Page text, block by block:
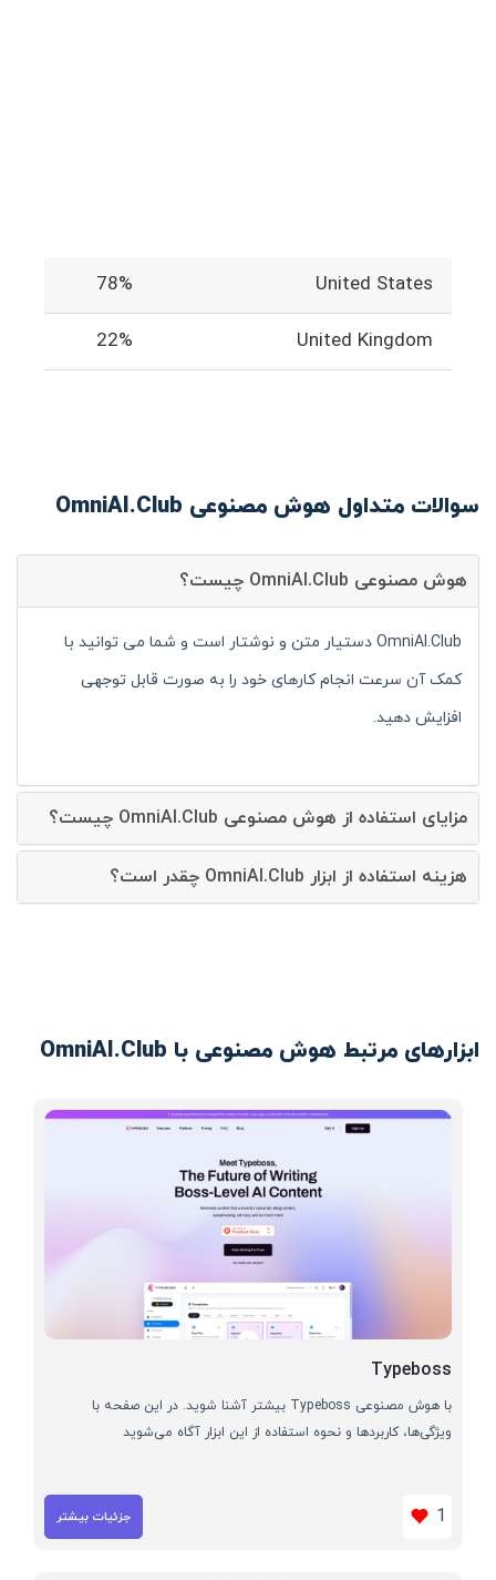
United States
78%
United Kingdom
22%
سوالات متداول هوش مصنوعی OmniAI.Club
هوش مصنوعی OmniAI.Club چیست؟
OmniAI.Club دستیار متن و نوشتار است و شما می توانید با
کمک آن سرعت انجام کارهای خود را به صورت قابل توجهی
افزایش دهید.
مزایای استفاده از هوش مصنوعی OmniAI.Club چیست؟
هزینه استفاده از ابزار OmniAI.Club چقدر است؟
ابزارهای مرتبط هوش مصنوعی با OmniAI.Club
Typeboss
با هوش مصنوعی Typeboss بیشتر آشنا شوید. در این صفحه با
ویژگی‌ها، کاربردها و نحوه استفاده از این ابزار آگاه می‌شوید
1 جزئیات بیشتر